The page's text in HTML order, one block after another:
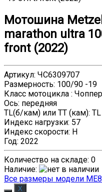
Мотошина
marathon ultra
front (2022)
Артикул: ЧС6309707
Размерность: 100/90 -19
Класс мотоцикла :
Ось: передняя
TL(б/кам) или TT (кам): TL
Индекс нагрузки: 57
Индекс скорости: H
Год: 2022
Количество на складе: 0
Наличие:
Все размеры модели